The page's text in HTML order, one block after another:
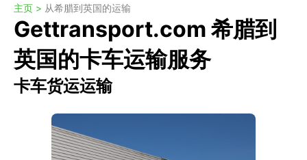
主页 > 从希腊到英国的运输
Gettransport.com 希腊到
英国的卡车运输服务
卡车货运运输